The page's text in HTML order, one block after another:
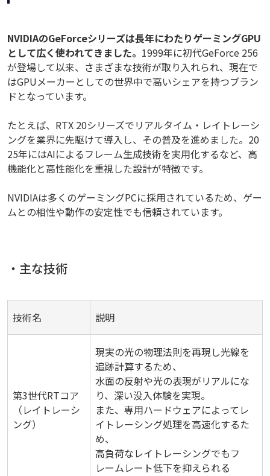
NVIDIAのGeForceシリーズは長年にわたりゲーミングGPU
として広く使われてきました。 1999年に初代GeForce 256
が登場して以来、さまざまな技術が取り入れられ、現在で
はGPUメーカーとしての世界中で高いシェアを持つブラン
ドとなっています。
たとえば、RTX 20シリーズでリアルタイム・レイトレーシ
ングを業界に先駆けて導入し、その普及を進めました。20
25年にはAIによるフレーム生成技術を実用化するなど、高
機能化と高性能化を重視した設計が特徴です。
NVIDIAは多くのゲーミングPCに採用されているため、ゲー
ムとの相性や動作の安定性でも信頼されています。
・主な技術
技術名 説明
第3世代RTコア
（レイトレーシ
ング）
現実の光の物理法則を再現し光線を
追跡計算するため、
水面の反射や光の表現がリアルにな
り、深い没入体験を実現。
また、専用ハードウェアによってレ
イトレーシング処理を高速化するた
め、
高負荷なレイトレーシングでもフ
レームレート低下を抑えられる